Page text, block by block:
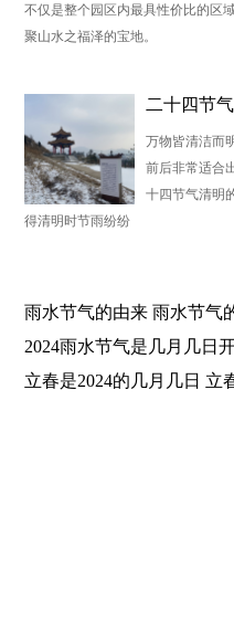
不仅是整个园区内最具性价比的区
聚山水之福泽的宝地。
二十四节
万物皆清洁而
前后非常适合
十四节气清明
得清明时节雨纷纷
雨水节气的由来 雨水节气
2024雨水节气是几月几日
立春是2024的几月几日 立